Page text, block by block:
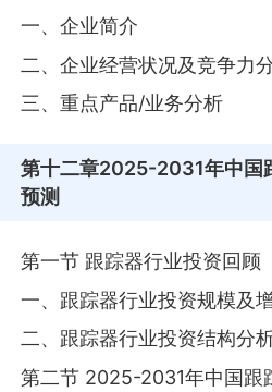
一、企业简介
二、企业经营状况及竞争力
三、重点产品/业务分析
第十二章2025-2031年中国
预测
第一节 跟踪器行业投资回顾
一、跟踪器行业投资规模及
二、跟踪器行业投资结构分
第二节 2025-2031年中国跟